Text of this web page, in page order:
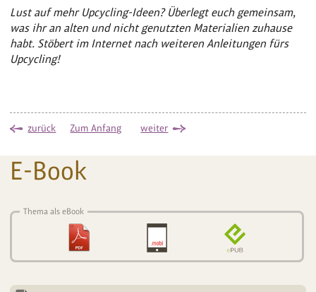
Lust auf mehr Upcycling-Ideen? Überlegt euch gemeinsam,
was ihr an alten und nicht genutzten Materialien zuhause
habt. Stöbert im Internet nach weiteren Anleitungen fürs
Upcycling!
zurück Zum Anfang weiter
E-Book
Thema als eBook